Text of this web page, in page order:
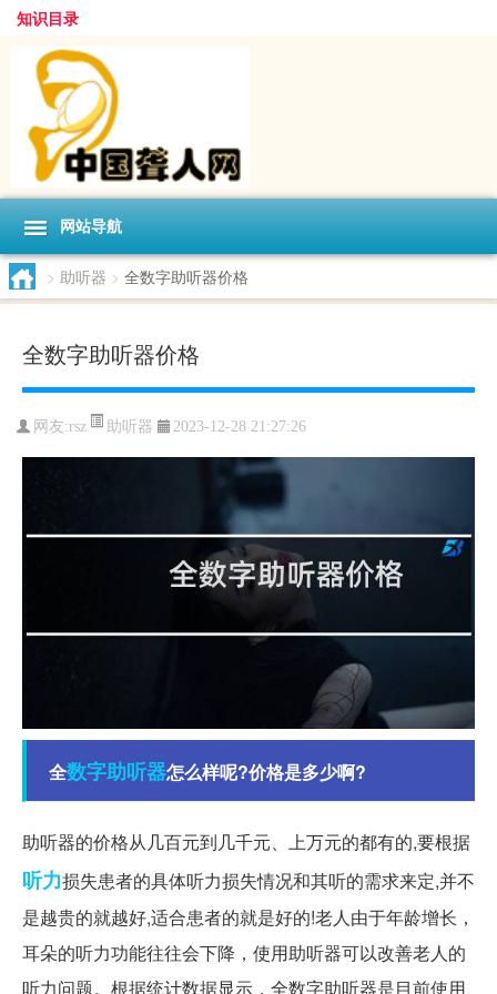
知识目录
网站导航
> 助听器 > 全数字助听器价格
全数字助听器价格
网友:rsz 助听器 2023-12-28 21:27:26
全数字助听器怎么样呢?价格是多少啊?
助听器的价格从几百元到几千元、上万元的都有的,要根据
听力损失患者的具体听力损失情况和其听的需求来定,并不
是越贵的就越好,适合患者的就是好的!老人由于年龄增长，
耳朵的听力功能往往会下降，使用助听器可以改善老人的
听力问题。根据统计数据显示，全数字助听器是目前使用